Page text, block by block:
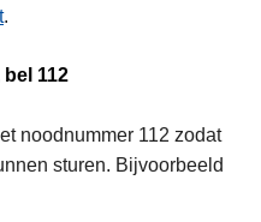
.
112
noodnummer 112 zodat
sturen. Bijvoorbeeld